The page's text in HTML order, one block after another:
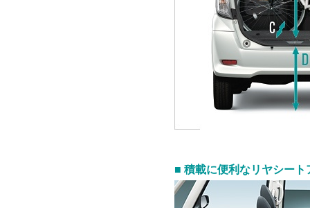
■ 積載に便利なリヤシート